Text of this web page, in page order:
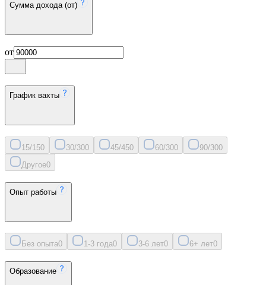
Сумма дохода (от)
от
График вахты
15/150 30/300 45/450 60/300 90/300
Другое0
Опыт работы
Без опыта0 1-3 года0 3-6 лет0 6+ лет0
Образование